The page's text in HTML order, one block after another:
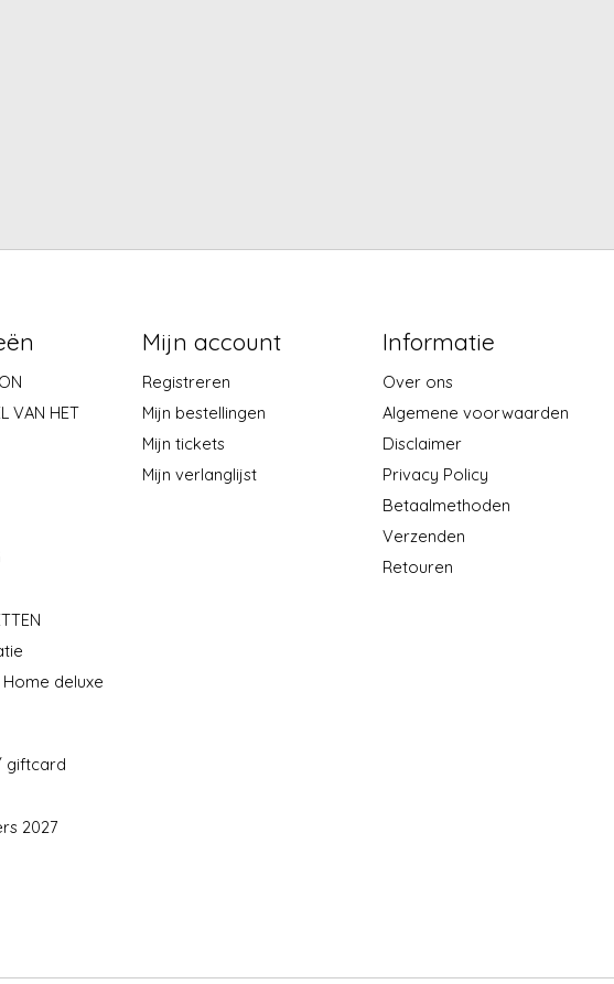
VAN HET
deluxe
giftcard
2027
Mijn account
Registreren
Mijn bestellingen
Mijn tickets
Mijn verlanglijst
Informatie
Over ons
Algemene voorwaarden
Disclaimer
Privacy Policy
Betaalmethoden
Verzenden
Retouren